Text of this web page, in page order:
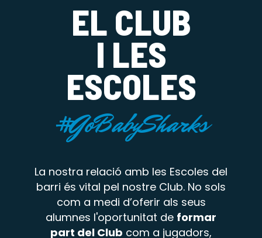
EL CLUB
I LES
ESCOLES
#GoBabySharks
La nostra relació amb les Escoles del
barri és vital pel nostre Club. No sols
com a medi d’oferir als seus
alumnes l'oportunitat de formar
part del Club com a jugadors,